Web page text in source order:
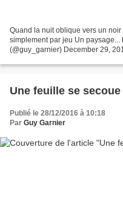
Quand la nuit oblique vers un
simplement par jeu Un paysage...
(@guy_garnier) December 29,
Une feuille se secoue
Publié le 28/12/2016 à 10:18
Par Guy Garnier